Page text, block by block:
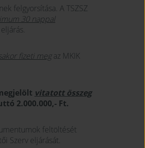
felgyorsítása. A TSZSZ
30 nappal
fizeti meg az MKIK
vitatott összeg
2.000.000,- Ft.
feltöltését
Szerv eljárását.